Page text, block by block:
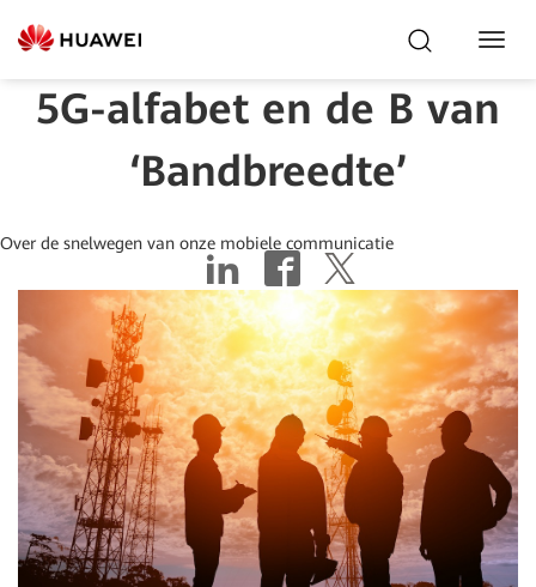
5G-alfabet en de B van
‘Bandbreedte’
Over de snelwegen van onze mobiele communicatie